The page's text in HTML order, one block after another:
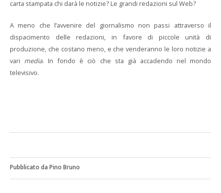
carta stampata chi darà le notizie? Le grandi redazioni sul Web?
A meno che l’avvenire del giornalismo non passi attraverso il
dispacimento delle redazioni, in favore di piccole unità di
produzione, che costano meno, e che venderanno le loro notizie a
vari media. In fondo è ciò che sta già accadendo nel mondo
televisivo.
Pubblicato da Pino Bruno